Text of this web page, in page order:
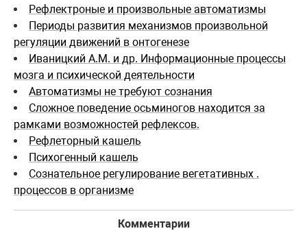
Рефлектроные и произвольные автоматизмы
Периоды развития механизмов произвольной
регуляции движений в онтогенезе
Иваницкий А.М. и др. Информационные процессы
мозга и психической деятельности
Автоматизмы не требуют сознания
Сложное поведение осьминогов находится за
рамками возможностей рефлексов.
Рефлеторный кашель
Психогенный кашель
Сознательное регулирование вегетативных .
процессов в организме
Комментарии